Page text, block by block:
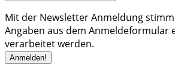
Mit der Newsletter Anmeldung
Angaben aus dem Anmeldeformular
verarbeitet werden.